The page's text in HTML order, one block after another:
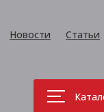
Новости Статьи